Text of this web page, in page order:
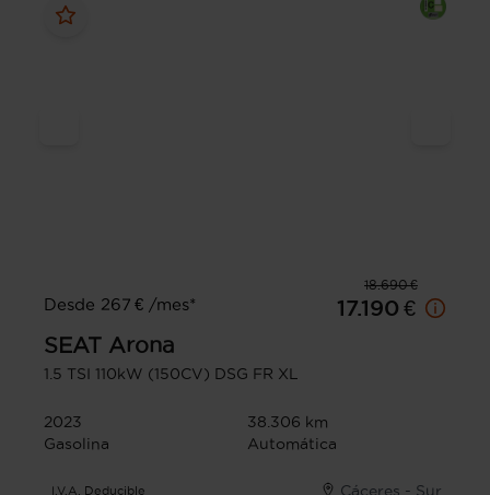
18.690 €
Desde 267 € /mes*
17.190 €
SEAT Arona
1.5 TSI 110kW (150CV) DSG FR XL
2023
38.306 km
Gasolina
Automática
I.V.A. Deducible Cáceres - Sur